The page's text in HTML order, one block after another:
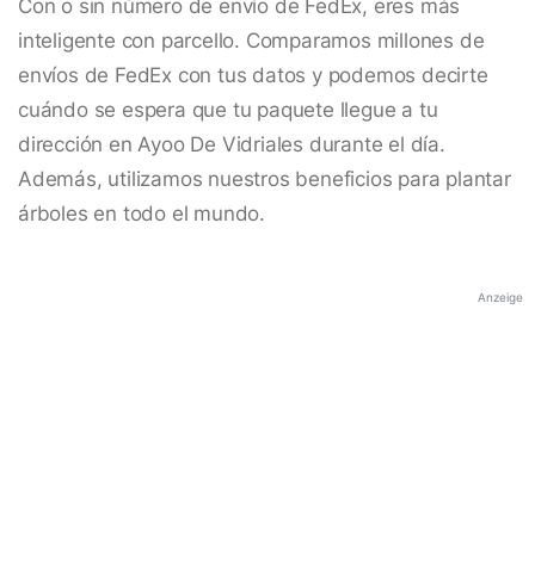
Con o sin número de envío de FedEx, eres más
inteligente con parcello. Comparamos millones de
envíos de FedEx con tus datos y podemos decirte
cuándo se espera que tu paquete llegue a tu
dirección en Ayoo De Vidriales durante el día.
Además, utilizamos nuestros beneficios para plantar
árboles en todo el mundo.
Anzeige